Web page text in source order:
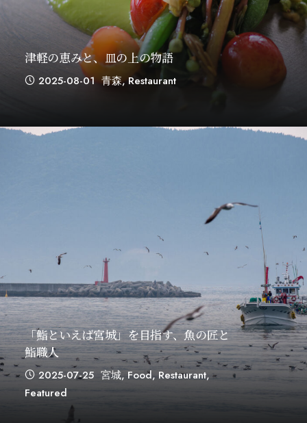
津軽の恵みと、皿の上の物語
2025-08-01 青森,Restaurant
「鮨といえば宮城」を目指す、魚の匠と
鮨職人
2025-07-25 宮城,Food,Restaurant,
Featured